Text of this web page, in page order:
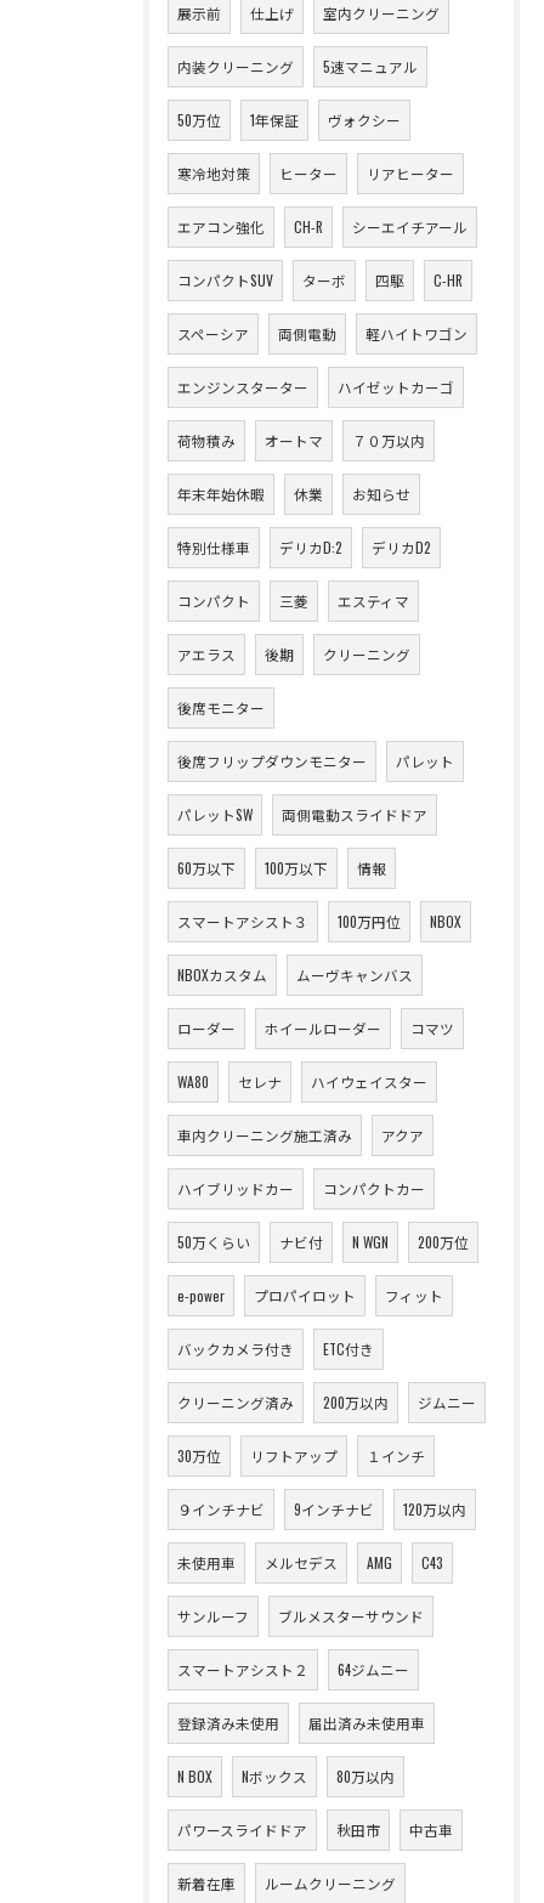
展示前 仕上げ 室内クリーニング
内装クリーニング 5速マニュアル
50万位 1年保証 ヴォクシー
寒冷地対策 ヒーター リアヒーター
エアコン強化 CH-R シーエイチアール
コンパクトSUV ターボ 四駆 C-HR
スペーシア 両側電動 軽ハイトワゴン
エンジンスターター ハイゼットカーゴ
荷物積み オートマ ７０万以内
年末年始休暇 休業 お知らせ
特別仕様車 デリカD:2 デリカD2
コンパクト 三菱 エスティマ
アエラス 後期 クリーニング
後席モニター
後席フリップダウンモニター パレット
パレットSW 両側電動スライドドア
60万以下 100万以下 情報
スマートアシスト３ 100万円位 NBOX
NBOXカスタム ムーヴキャンバス
ローダー ホイールローダー コマツ
WA80 セレナ ハイウェイスター
車内クリーニング施工済み アクア
ハイブリッドカー コンパクトカー
50万くらい ナビ付 N WGN 200万位
e-power プロパイロット フィット
バックカメラ付き ETC付き
クリーニング済み 200万以内 ジムニー
30万位 リフトアップ １インチ
９インチナビ 9インチナビ 120万以内
未使用車 メルセデス AMG C43
サンルーフ ブルメスターサウンド
スマートアシスト２ 64ジムニー
登録済み未使用 届出済み未使用車
N BOX Nボックス 80万以内
パワースライドドア 秋田市 中古車
新着在庫 ルームクリーニング